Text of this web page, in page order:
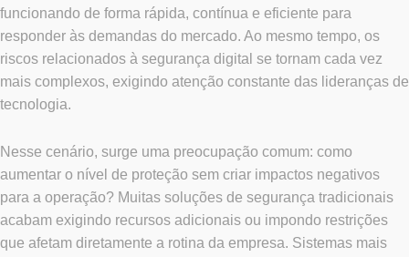
funcionando de forma rápida, contínua e eficiente para
responder às demandas do mercado. Ao mesmo tempo, os
riscos relacionados à segurança digital se tornam cada vez
mais complexos, exigindo atenção constante das lideranças de
tecnologia.
Nesse cenário, surge uma preocupação comum: como
aumentar o nível de proteção sem criar impactos negativos
para a operação? Muitas soluções de segurança tradicionais
acabam exigindo recursos adicionais ou impondo restrições
que afetam diretamente a rotina da empresa. Sistemas mais